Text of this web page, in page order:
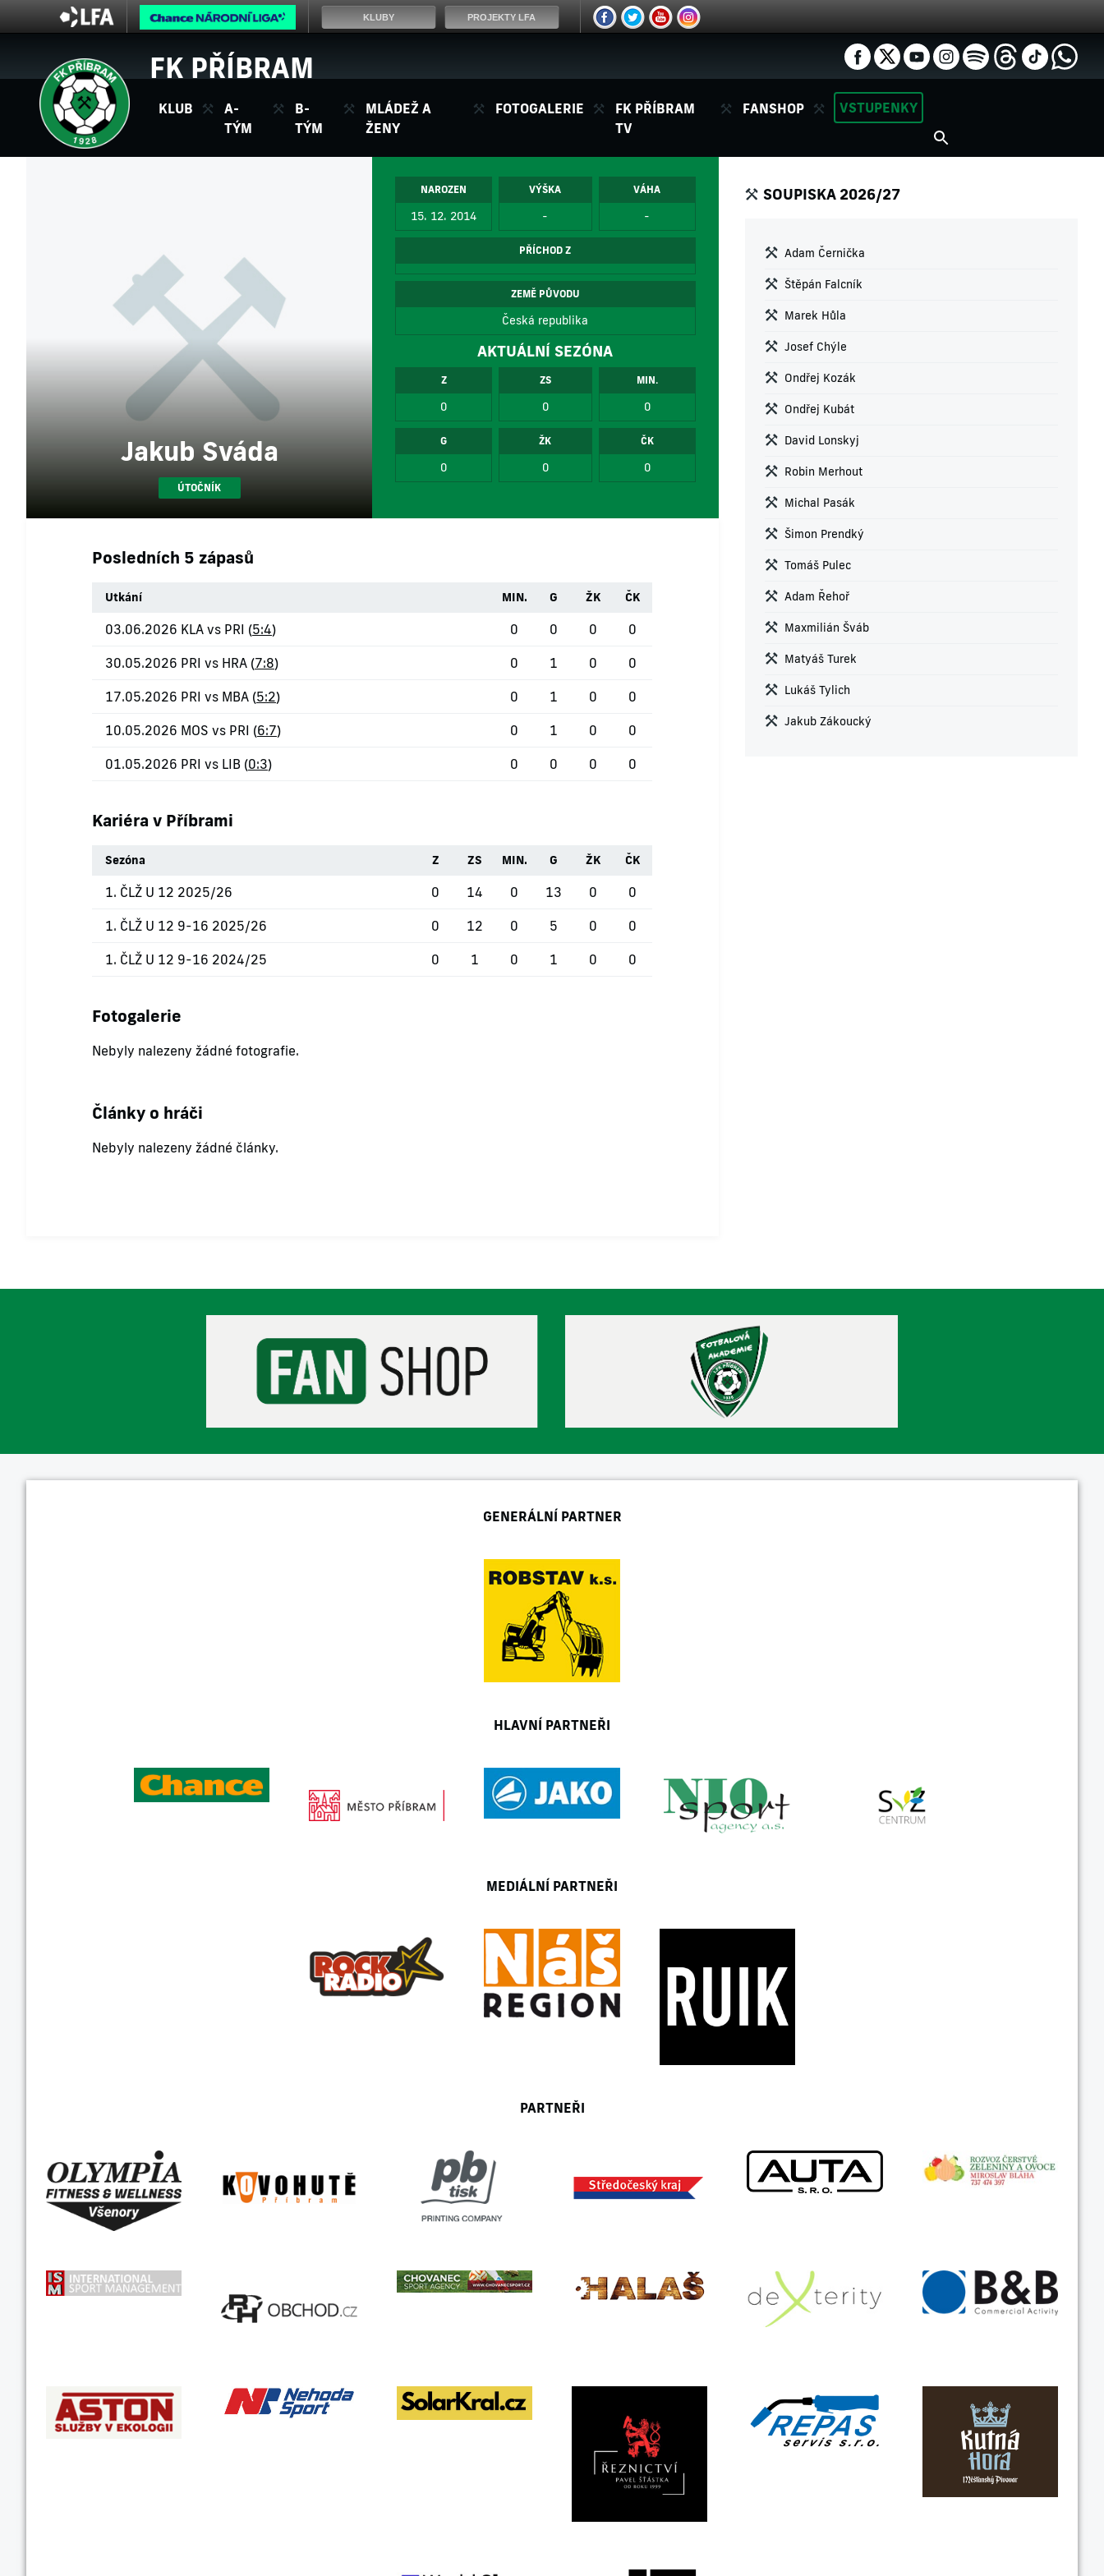
FK PŘÍBRAM
KLUB
A-
TÝM
B-
TÝM
MLÁDEŽ A
ŽENY
FOTOGALERIE
FK PŘÍBRAM
TV
FANSHOP VSTUPENKY
Jakub Sváda
ÚTOČNÍK
NAROZEN
15. 12. 2014
VÝŠKA
-
VÁHA
-
PŘÍCHOD Z
ZEMĚ PŮVODU
Česká republika
AKTUÁLNÍ SEZÓNA
Z
0
ZS
0
MIN.
0
G
0
ŽK
0
ČK
0
Posledních 5 zápasů
Utkání MIN. G ŽK ČK
03.06.2026 KLA vs PRI (5:4) 0 0 0 0
30.05.2026 PRI vs HRA (7:8) 0 1 0 0
17.05.2026 PRI vs MBA (5:2) 0 1 0 0
10.05.2026 MOS vs PRI (6:7) 0 1 0 0
01.05.2026 PRI vs LIB (0:3) 0 0 0 0
Kariéra v Příbrami
Sezóna Z ZS MIN. G ŽK ČK
1. ČLŽ U 12 2025/26 0 14 0 13 0 0
1. ČLŽ U 12 9-16 2025/26 0 12 0 5 0 0
1. ČLŽ U 12 9-16 2024/25 0 1 0 1 0 0
Fotogalerie
Nebyly nalezeny žádné fotografie.
Články o hráči
Nebyly nalezeny žádné články.
SOUPISKA 2026/27
Adam Černička
Štěpán Falcník
Marek Hůla
Josef Chýle
Ondřej Kozák
Ondřej Kubát
David Lonskyj
Robin Merhout
Michal Pasák
Šimon Prendký
Tomáš Pulec
Adam Řehoř
Maxmilián Šváb
Matyáš Turek
Lukáš Tylich
Jakub Zákoucký
GENERÁLNÍ PARTNER
HLAVNÍ PARTNEŘI
MEDIÁLNÍ PARTNEŘI
PARTNEŘI
KLUBY PROJEKTY LFA